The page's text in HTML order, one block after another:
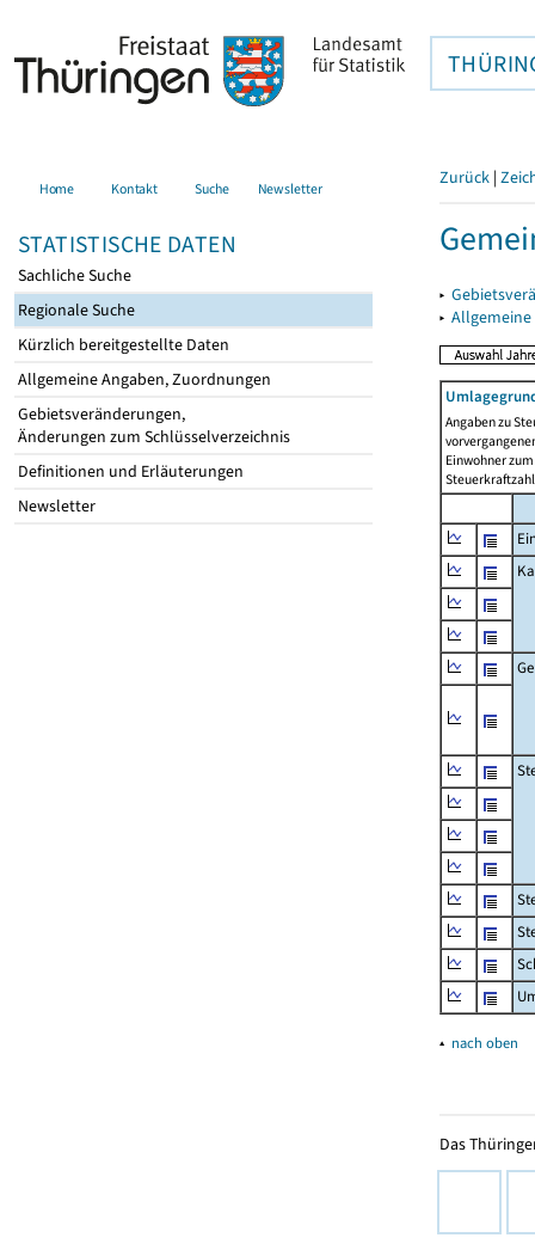
Home Kontakt Suche Newsletter
STATISTISCHE DATEN
Sachliche Suche
Regionale Suche
Kürzlich bereitgestellte Daten
Allgemeine Angaben, Zuordnungen
Gebietsveränderungen,
Änderungen zum Schlüsselverzeichnis
Definitionen und Erläuterungen
Newsletter
Zurück |
▸
▸
Angaben zu
Einwohner
▴ nach oben
Das